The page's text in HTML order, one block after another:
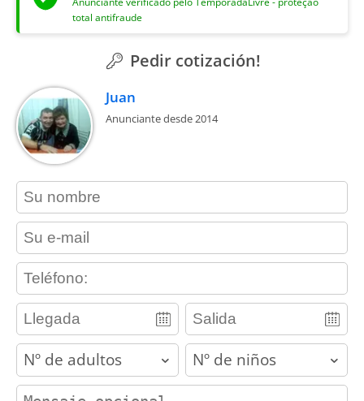
total antifraude
Pedir cotización!
Juan
Anunciante desde 2014
contact_name
contact_email
contact_phone
adults children
contact_message